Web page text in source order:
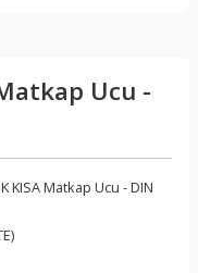
Ucu -
KISA Matkap Ucu - DIN